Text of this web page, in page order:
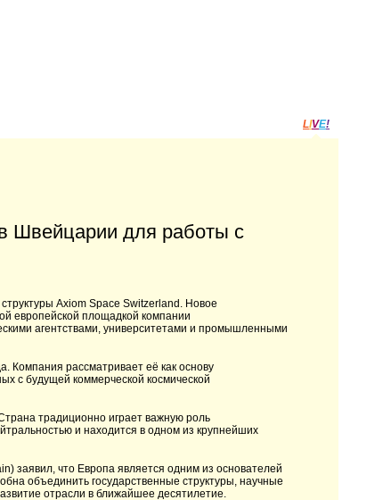
LIVE!
Швейцарии для работы с
Axiom Space Switzerland. Новое
европейской площадкой компании
агентствами, университетами и промышленными
Компания рассматривает её как основу
с будущей коммерческой космической
традиционно играет важную роль
и находится в одном из крупнейших
заявил, что Европа является одним из основателей
объединить государственные структуры, научные
отрасли в ближайшее десятилетие.